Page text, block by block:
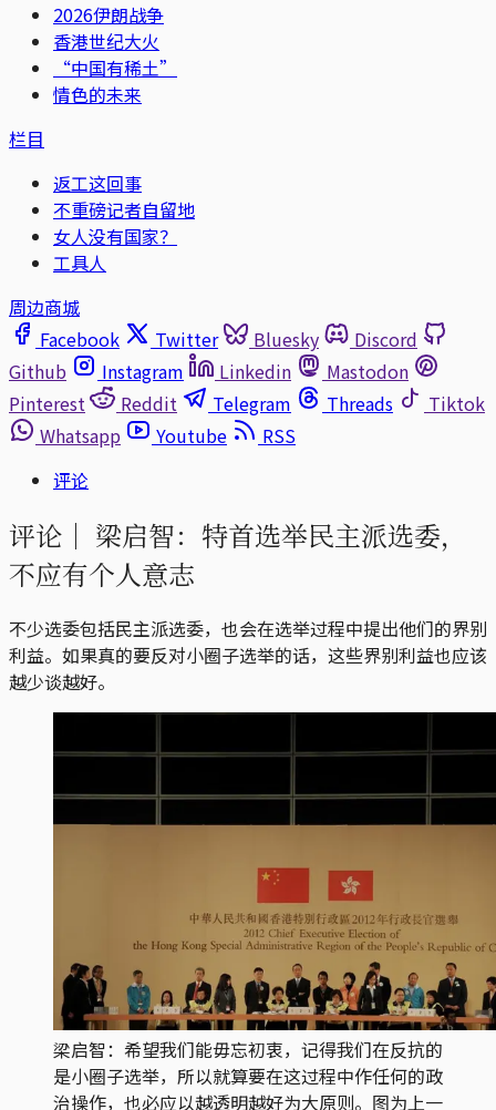
2026伊朗战争
香港世纪大火
“中国有稀土”
情色的未来
栏目
返工这回事
不重磅记者自留地
女人没有国家？
工具人
周边商城
Facebook
Twitter Bluesky
Discord
Github
Instagram Linkedin
Mastodon
Pinterest
Reddit Telegram Threads
Tiktok
Whatsapp
Youtube
RSS
评论
评论｜ 梁启智：特首选举民主派选委，
不应有个人意志
不少选委包括民主派选委，也会在选举过程中提出他们的界别
利益。如果真的要反对小圈子选举的话，这些界别利益也应该
越少谈越好。
梁启智：希望我们能毋忘初衷，记得我们在反抗的
是小圈子选举，所以就算要在这过程中作任何的政
治操作，也必应以越透明越好为大原则。图为上一